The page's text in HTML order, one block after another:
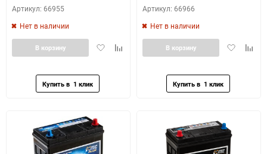
Артикул: 66955
Нет в наличии
ДобавитьДобавить
В корзину
Артикул: 66966
Нет в наличии
Добавить
В корзину